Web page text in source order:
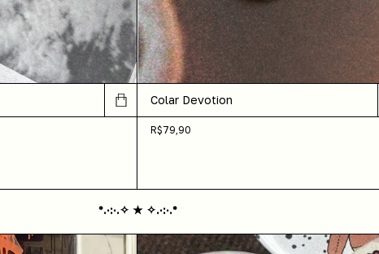
Colar Devotion
R$79,90
*.·:·.✧ ★ ✧.·:·.*